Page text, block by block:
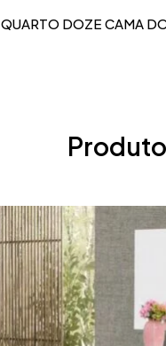
QUARTO DOZE CAMA